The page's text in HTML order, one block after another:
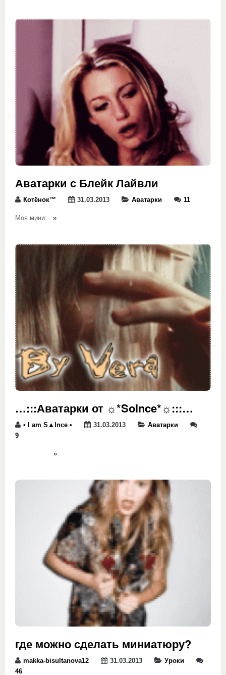
Аватарки с Блейк Лайвли
Котёнок™ 31.03.2013 Аватарки 11
Моя мини: »
…:::Аватарки от ☼*Solnce*☼:::…
• I am S▲lnce • 31.03.2013
Аватарки
9
»
где можно сделать миниатюру?
makka-bisultanova12 31.03.2013
Уроки
46